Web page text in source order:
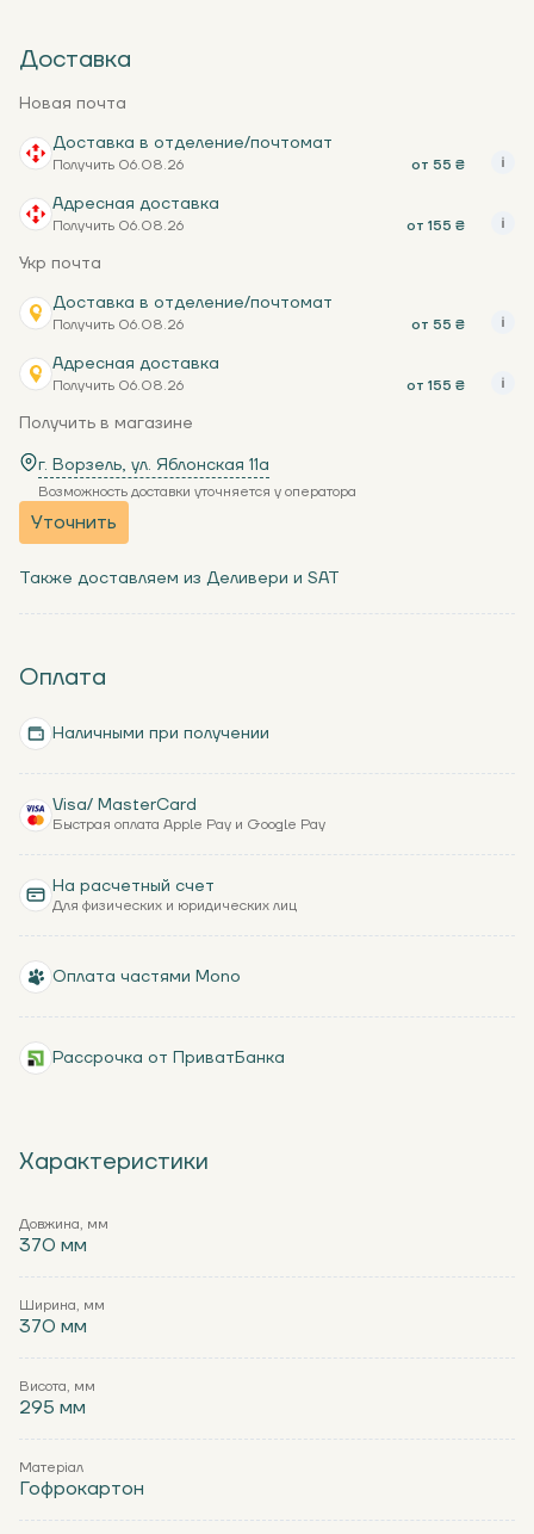
Характеристики
Довжина, мм
370 мм
Ширина, мм
370 мм
Висота, мм
295 мм
Матеріал
Гофрокартон
Доставка
Новая почта
Доставка в отделение/почтомат
Получить 06.08.26 от 55 ₴
Адресная доставка
Получить 06.08.26 от 155 ₴
Укр почта
Доставка в отделение/почтомат
Получить 06.08.26 от 55 ₴
Адресная доставка
Получить 06.08.26 от 155 ₴
Получить в магазине
г. Ворзель, ул. Яблонская 11a
Возможность доставки уточняется у оператора
Уточнить
Также доставляем из Деливери и SAT
Оплата
Наличными при получении
Visa/ MasterCard
Быстрая оплата Apple Pay и Google Pay
На расчетный счет
Для физических и юридических лиц
Оплата частями Mono
Рассрочка от ПриватБанка